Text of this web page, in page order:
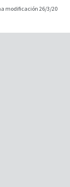
modificación 26/3/20